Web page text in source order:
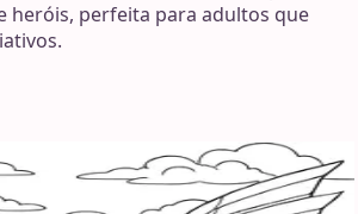
heróis, perfeita para adultos que